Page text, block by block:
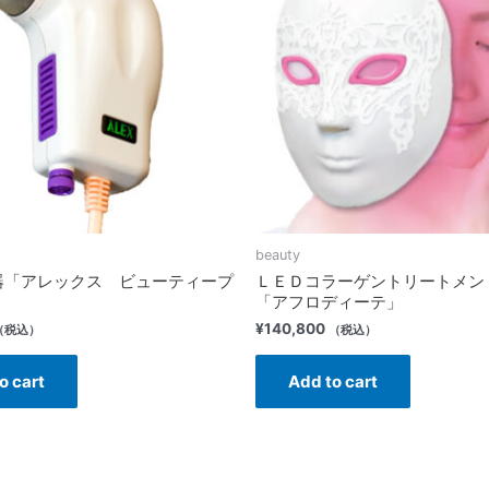
「アレックス ビューティープ
税込）
cart
beauty
ＬＥＤコラーゲントリートメ
「アフロディーテ」
¥140,800 （税込）
Add to cart